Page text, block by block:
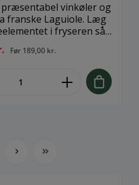
præsentabel vinkøler og
Laguiole. Læg
i fryseren så
til din vin. Når du så
din vin skal du blot
kolde element i flasken
skænken i enden af
Lettere bliver det ikke!
Før 189,00 kr.